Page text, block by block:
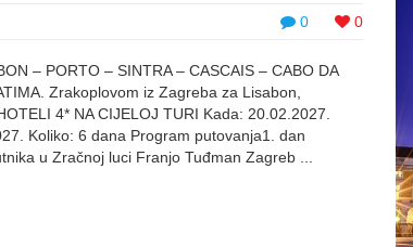
0 0
– PORTO – SINTRA – CASCAIS – CABO DA
Zrakoplovom iz Zagreba za Lisabon,
4* NA CIJELOJ TURI Kada: 20.02.2027.
Koliko: 6 dana Program putovanja1. dan
u Zračnoj luci Franjo Tuđman Zagreb ...